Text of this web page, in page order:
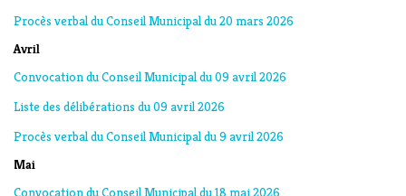
Procès verbal du Conseil Municipal du 20 mars 2026
Avril
Convocation du Conseil Municipal du 09 avril 2026
Liste des délibérations du 09 avril 2026
Procès verbal du Conseil Municipal du 9 avril 2026
Mai
Convocation du Conseil Municipal du 18 mai 2026